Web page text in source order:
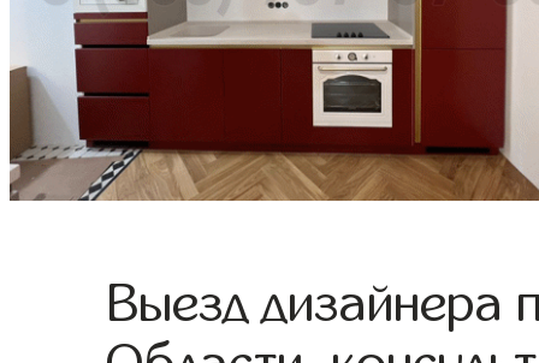
Выезд дизайнера